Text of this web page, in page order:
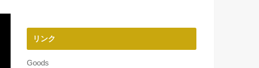
リンク
Goods